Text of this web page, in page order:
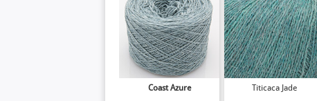
Coast Azure
Titicaca Jade